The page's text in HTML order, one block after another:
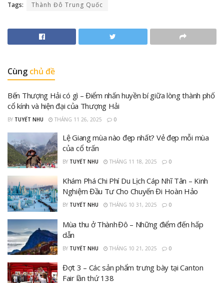
Tags: Thành Đô Trung Quốc
Cùng chủ đề
Bến Thượng Hải có gì – Điểm nhấn huyền bí giữa lòng thành phố
cổ kính và hiện đại của Thượng Hải
BY TUYẾT NHU THÁNG 11 26, 2025 0
Lệ Giang mùa nào đẹp nhất? Vẻ đẹp mỗi mùa
của cổ trấn
BY TUYẾT NHU THÁNG 11 18, 2025 0
Khám Phá Chi Phí Du Lịch Cáp Nhĩ Tân – Kinh
Nghiệm Đầu Tư Cho Chuyến Đi Hoàn Hảo
BY TUYẾT NHU THÁNG 10 31, 2025 0
Mùa thu ở Thành Đô – Những điểm đến hấp
dẫn
BY TUYẾT NHU THÁNG 10 21, 2025 0
Đợt 3 – Các sản phẩm trưng bày tại Canton
Fair lần thứ 138